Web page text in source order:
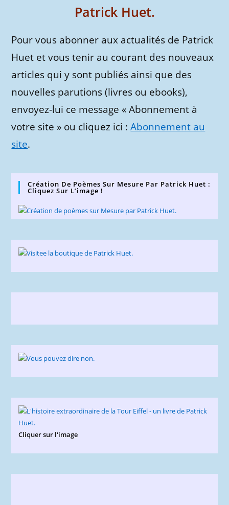
Patrick Huet.
Pour vous abonner aux actualités de Patrick
Huet et vous tenir au courant des nouveaux
articles qui y sont publiés ainsi que des
nouvelles parutions (livres ou ebooks),
envoyez-lui ce message « Abonnement à
votre site » ou cliquez ici :Abonnement au
site.
Création De Poèmes Sur Mesure Par Patrick Huet :
Cliquez Sur L’image !
Cliquer sur l'image